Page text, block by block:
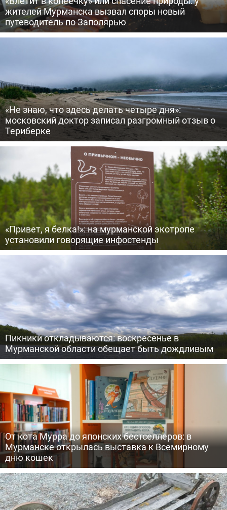
жителей Мурманска вызвал споры новый
путеводитель по Заполярью
«Не знаю, что здесь делать четыре дня»:
московский доктор записал разгромный отзыв о
Териберке
«Привет, я белка!»: на мурманской экотропе
установили говорящие инфостенды
Пикники откладываются: воскресенье в
Мурманской области обещает быть дождливым
От кота Мурра до японских бестселлеров: в
Мурманске открылась выставка к Всемирному
дню кошек